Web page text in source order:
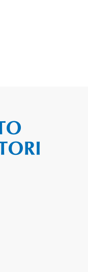
trasloco"
Sviluppo Sostenibile